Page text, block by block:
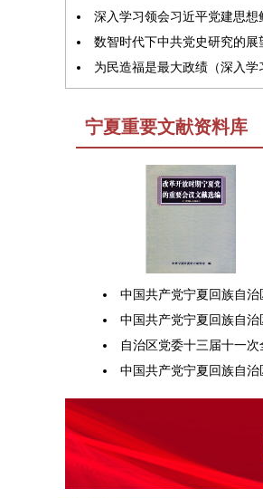
深入学习领会习近平党建思
数智时代下中共党史研究的展
为民造福是最大政绩（深入
宁夏重要文献资料库
中国共产党宁夏回族自
中国共产党宁夏回族自
自治区党委十三届十一
中国共产党宁夏回族自